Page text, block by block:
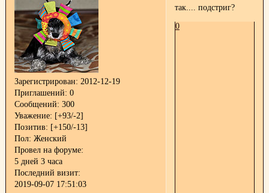
Зарегистрирован: 2012-12-19
Приглашений: 0
Сообщений: 300
Уважение: [+93/-2]
Позитив: [+150/-13]
Пол: Женский
Провел на форуме:
5 дней 3 часа
Последний визит:
2019-09-07 17:51:03
так.... подстриг?
0